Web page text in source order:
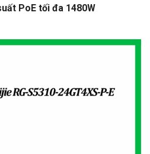
PoE tối đa 1480W